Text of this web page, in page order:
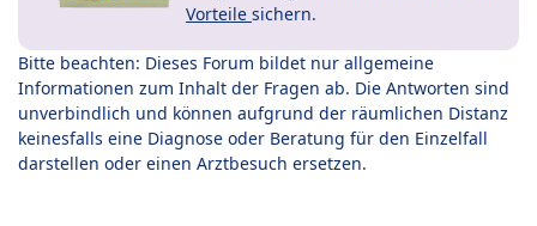
Vorteile sichern.
Bitte beachten: Dieses Forum bildet nur allgemeine
Informationen zum Inhalt der Fragen ab. Die Antworten sind
unverbindlich und können aufgrund der räumlichen Distanz
keinesfalls eine Diagnose oder Beratung für den Einzelfall
darstellen oder einen Arztbesuch ersetzen.